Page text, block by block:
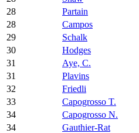
28
Partain
28
Campos
29
Schalk
30
Hodges
31
Aye, C.
31
Plavins
32
Friedli
33
Capogrosso T.
34
Capogrosso N.
34
Gauthier-Rat